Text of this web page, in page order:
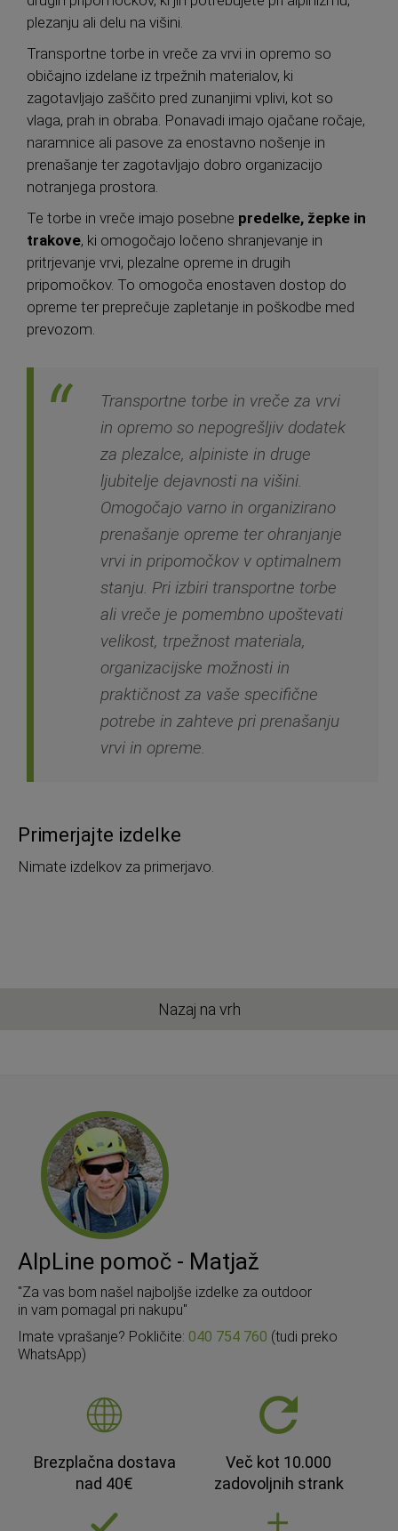
plezanju ali delu na višini.
Transportne torbe in vreče za vrvi in opremo so
običajno izdelane iz trpežnih materialov, ki
zagotavljajo zaščito pred zunanjimi vplivi, kot so
vlaga, prah in obraba. Ponavadi imajo ojačane ročaje,
naramnice ali pasove za enostavno nošenje in
prenašanje ter zagotavljajo dobro organizacijo
notranjega prostora.
Te torbe in vreče imajo posebne predelke, žepke in
trakove, ki omogočajo ločeno shranjevanje in
pritrjevanje vrvi, plezalne opreme in drugih
pripomočkov. To omogoča enostaven dostop do
opreme ter preprečuje zapletanje in poškodbe med
prevozom.
Transportne torbe in vreče za vrvi
in opremo so nepogrešljiv dodatek
za plezalce, alpiniste in druge
ljubitelje dejavnosti na višini.
Omogočajo varno in organizirano
prenašanje opreme ter ohranjanje
vrvi in pripomočkov v optimalnem
stanju. Pri izbiri transportne torbe
ali vreče je pomembno upoštevati
velikost, trpežnost materiala,
organizacijske možnosti in
praktičnost za vaše specifične
potrebe in zahteve pri prenašanju
vrvi in opreme.
Primerjajte izdelke
Nimate izdelkov za primerjavo.
Nazaj na vrh
AlpLine pomoč - Matjaž
"Za vas bom našel najboljše izdelke za outdoor
in vam pomagal pri nakupu"
Imate vprašanje? Pokličite: 040 754 760 (tudi preko
WhatsApp)
Brezplačna dostava
nad 40€
Več kot 10.000
zadovoljnih strank